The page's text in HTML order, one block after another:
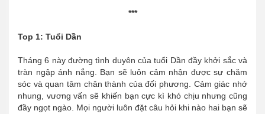
***
Top 1: Tuổi Dần
Tháng 6 này đường tình duyên của tuổi Dần đầy khởi sắc và
tràn ngập ánh nắng. Bạn sẽ luôn cảm nhận được sự chăm
sóc và quan tâm chân thành của đối phương. Cảm giác nhớ
nhung, vương vấn sẽ khiến bạn cực kì khó chịu nhưng cũng
đầy ngọt ngào. Mọi người luôn đặt câu hỏi khi nào hai bạn sẽ